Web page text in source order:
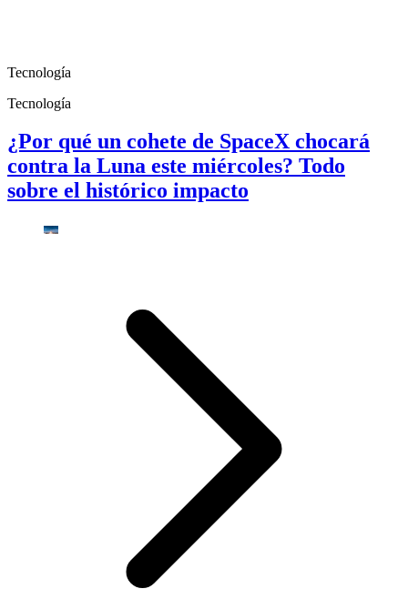
Tecnología
Tecnología
¿Por qué un cohete de SpaceX chocará
contra la Luna este miércoles? Todo
sobre el histórico impacto